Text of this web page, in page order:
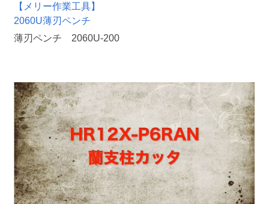
【メリー作業工具】
2060U薄刃ペンチ
薄刃ペンチ 2060U-200